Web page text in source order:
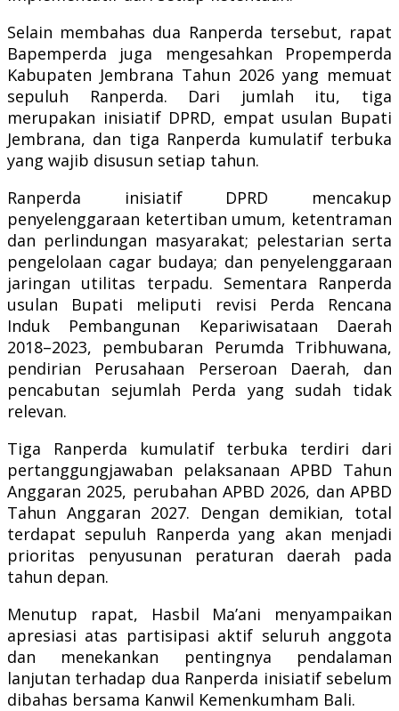
Selain membahas dua Ranperda tersebut, rapat
Bapemperda juga mengesahkan Propemperda
Kabupaten Jembrana Tahun 2026 yang memuat
sepuluh Ranperda. Dari jumlah itu, tiga
merupakan inisiatif DPRD, empat usulan Bupati
Jembrana, dan tiga Ranperda kumulatif terbuka
yang wajib disusun setiap tahun.
Ranperda inisiatif DPRD mencakup
penyelenggaraan ketertiban umum, ketentraman
dan perlindungan masyarakat; pelestarian serta
pengelolaan cagar budaya; dan penyelenggaraan
jaringan utilitas terpadu. Sementara Ranperda
usulan Bupati meliputi revisi Perda Rencana
Induk Pembangunan Kepariwisataan Daerah
2018–2023, pembubaran Perumda Tribhuwana,
pendirian Perusahaan Perseroan Daerah, dan
pencabutan sejumlah Perda yang sudah tidak
relevan.
Tiga Ranperda kumulatif terbuka terdiri dari
pertanggungjawaban pelaksanaan APBD Tahun
Anggaran 2025, perubahan APBD 2026, dan APBD
Tahun Anggaran 2027. Dengan demikian, total
terdapat sepuluh Ranperda yang akan menjadi
prioritas penyusunan peraturan daerah pada
tahun depan.
Menutup rapat, Hasbil Ma’ani menyampaikan
apresiasi atas partisipasi aktif seluruh anggota
dan menekankan pentingnya pendalaman
lanjutan terhadap dua Ranperda inisiatif sebelum
dibahas bersama Kanwil Kemenkumham Bali.